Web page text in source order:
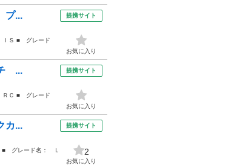
プ...
Ｓ ■ グレード
提携サイト
お気に入り
...
Ｃ ■ グレード
提携サイト
お気に入り
カ...
グレード名： Ｌ
提携サイト
2
お気に入り